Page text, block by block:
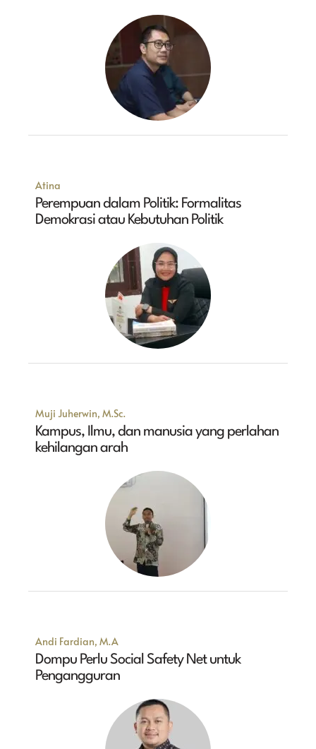
Atina
Perempuan dalam Politik: Formalitas
Demokrasi atau Kebutuhan Politik
Muji Juherwin, M.Sc.
Kampus, Ilmu, dan manusia yang perlahan
kehilangan arah
Andi Fardian, M.A
Dompu Perlu Social Safety Net untuk
Pengangguran